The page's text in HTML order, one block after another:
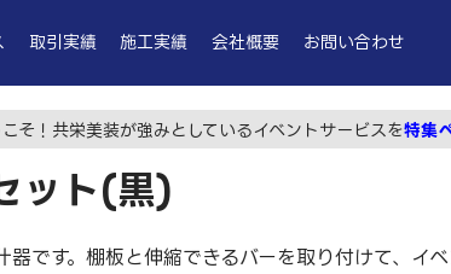
取引実績 施工実績 会社概要 お問い合わせ
こそ！共栄美装が強みとしているイベントサービスを特集
ット(黒)
器です。棚板と伸縮できるバーを取り付けて、イ